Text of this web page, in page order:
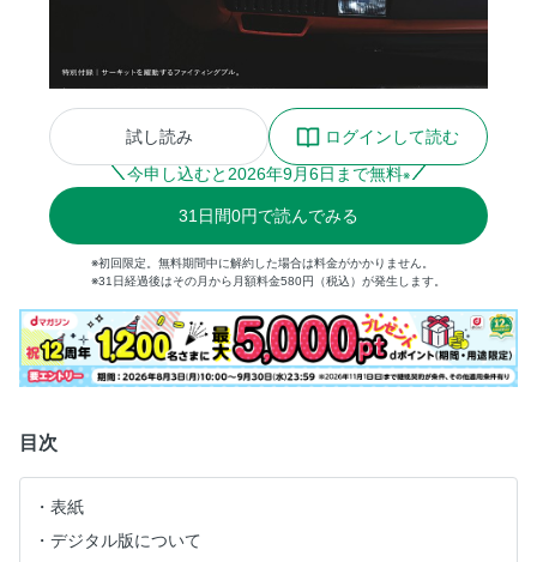
試し読み
ログインして読む
今申し込むと 2026年9月6日まで無料※
31 日間0円で読んでみる
※初回限定。無料期間中に解約した場合は料金がかかりません。
※31日経過後はその月から月額料金580円（税込）が発生します。
目次
表紙
デジタル版について